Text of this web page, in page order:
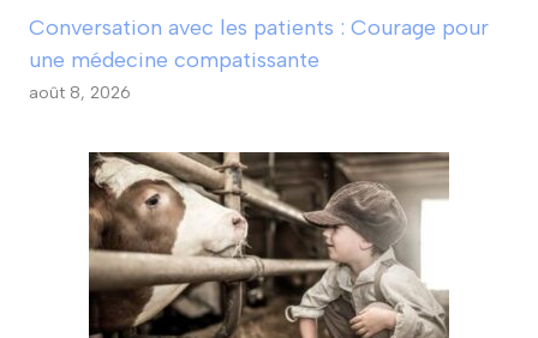
Conversation avec les patients : Courage pour
une médecine compatissante
août 8, 2026